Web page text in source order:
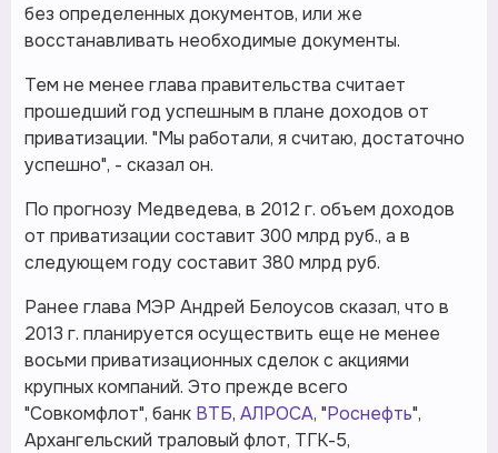
без определенных документов, или же
восстанавливать необходимые документы.
Тем не менее глава правительства считает
прошедший год успешным в плане доходов от
приватизации. "Мы работали, я считаю, достаточно
успешно", - сказал он.
По прогнозу Медведева, в 2012 г. объем доходов
от приватизации составит 300 млрд руб., а в
следующем году составит 380 млрд руб.
Ранее глава МЭР Андрей Белоусов сказал, что в
2013 г. планируется осуществить еще не менее
восьми приватизационных сделок с акциями
крупных компаний. Это прежде всего
"Совкомфлот", банк ВТБ, АЛРОСА, "Роснефть",
Архангельский траловый флот, ТГК-5,